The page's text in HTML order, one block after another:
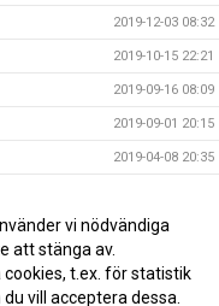
2019-12-03 08:32
2019-10-15 22:21
2019-09-16 08:09
2019-09-01 20:15
2019-04-08 20:35
2018-11-29 08:54
2018-11-08 19:35
vi nödvändiga
att stänga av.
cookies, t.ex. för statistik
vill acceptera dessa.